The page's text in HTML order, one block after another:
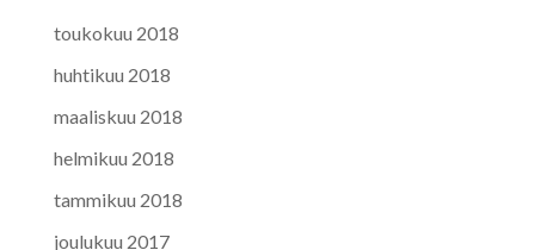
toukokuu 2018
huhtikuu 2018
maaliskuu 2018
helmikuu 2018
tammikuu 2018
joulukuu 2017